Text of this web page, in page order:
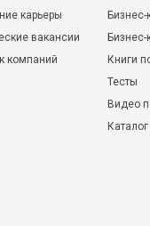
карьеры
вакансии
компаний
Бизнес-
Книги
Тесты
Видео